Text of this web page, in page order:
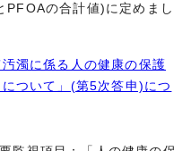
の合計値)に定めまし
濁に係る人の健康の保護
ついて」(第5次答申)につ